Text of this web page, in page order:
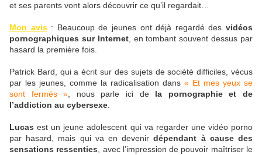
et ses parents vont alors découvrir ce qu’il regardait…
Mon avis: Beaucoup de jeunes ont déjà regardé desvidéos
pornographiques sur Internet, en tombant souvent dessus par
hasard la première fois.
Patrick Bard, qui a écrit sur des sujets de société difficiles, vécus
par les jeunes, comme la radicalisation dans « Et mes yeux se
sont fermés » , nous parle ici dela pornographie et de
l’addiction au cybersexe
Lucas est un jeune adolescent qui va regarder une vidéo porno
par hasard, mais qui va en devenirdépendant à cause des
sensations ressenties , avec l’impression de pouvoir maîtriser le